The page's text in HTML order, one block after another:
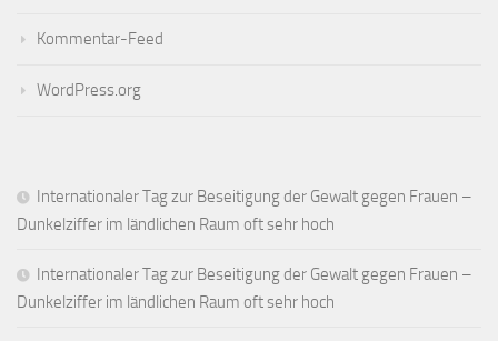
Kommentar-Feed
WordPress.org
Internationaler Tag zur Beseitigung der Gewalt gegen Frauen –
Dunkelziffer im ländlichen Raum oft sehr hoch
Internationaler Tag zur Beseitigung der Gewalt gegen Frauen –
Dunkelziffer im ländlichen Raum oft sehr hoch